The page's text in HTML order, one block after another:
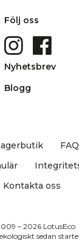
Följ oss
Nyhetsbrev
Blogg
FAQ
Kontakta oss
– 2026 LotusEco
sedan